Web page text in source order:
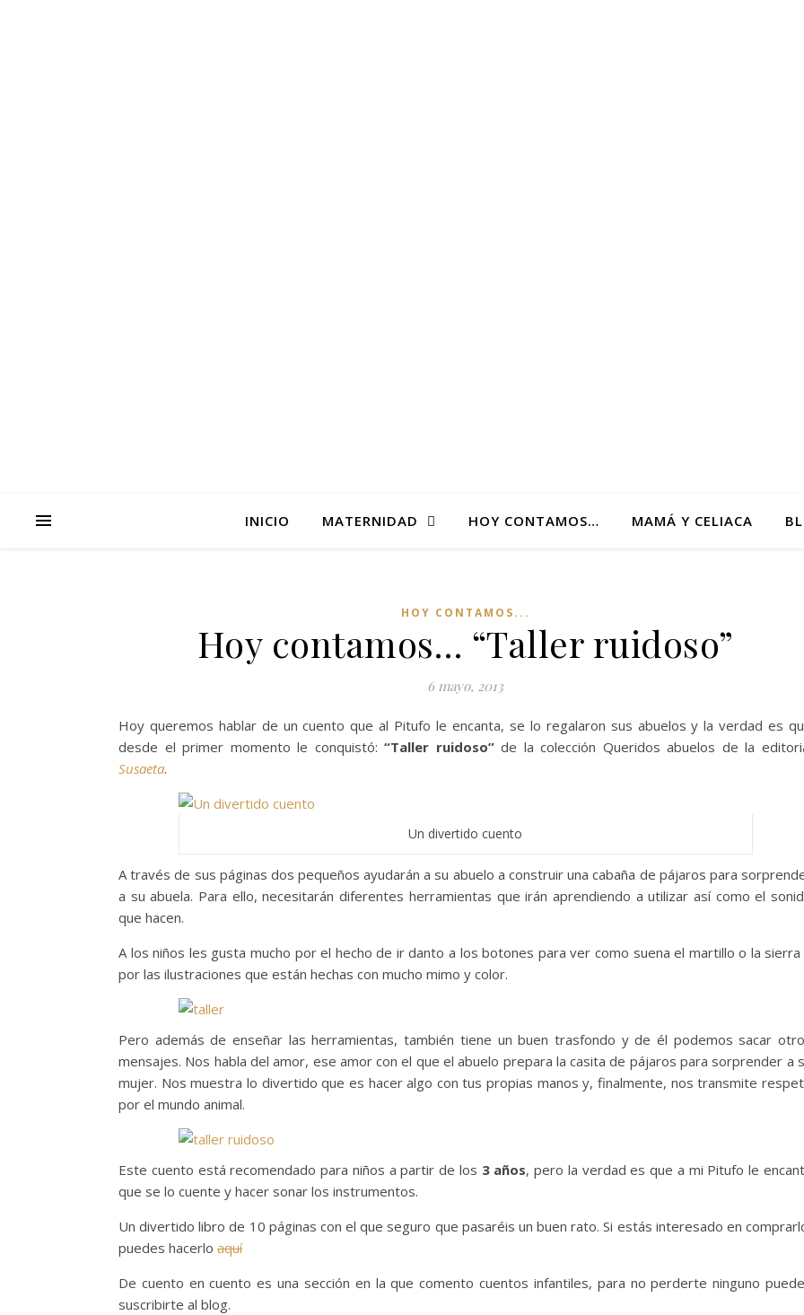
INICIO MATERNIDAD HOY CONTAMOS… MAMÁ Y CELIACA
HOY CONTAMOS...
Hoy contamos… “Taller ruidoso”
6 mayo, 2013
Hoy queremos hablar de un cuento que al Pitufo le encanta, se lo regalaron sus abuelos y la verdad es
desde el primer momento le conquistó:“Taller ruidoso”de la colección Queridos abuelos de la
Susaeta.
Un divertido cuento
A través de sus páginas dos pequeños ayudarán a su abuelo a construir una cabaña de pájaros para
a su abuela. Para ello, necesitarán diferentes herramientas que irán aprendiendo a utilizar así como el
que hacen.
A los niños les gusta mucho por el hecho de ir danto a los botones para ver como suena el martillo o la
por las ilustraciones que están hechas con mucho mimo y color.
Pero además de enseñar las herramientas, también tiene un buen trasfondo y de él podemos sacar
mensajes. Nos habla del amor, ese amor con el que el abuelo prepara la casita de pájaros para sorprender a
mujer. Nos muestra lo divertido que es hacer algo con tus propias manos y, finalmente, nos transmite
por el mundo animal.
Este cuento está recomendado para niños a partir de los 3 años, pero la verdad es que a mi Pitufo le
que se lo cuente y hacer sonar los instrumentos.
Un divertido libro de 10 páginas con el que seguro que pasaréis un buen rato. Si estás interesado en
puedes hacerlo aquí
De cuento en cuento es una sección en la que comento cuentos infantiles, para no perderte ninguno
suscribirte al blog.